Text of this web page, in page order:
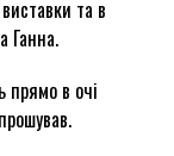
та в
Ганна.
прямо в очі